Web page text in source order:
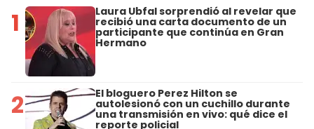
1 Laura Ubfal sorprendió al revelar que
recibió una carta documento de un
participante que continúa en Gran
Hermano
2 El bloguero Perez Hilton se
autolesionó con un cuchillo durante
una transmisión en vivo: qué dice el
reporte policial